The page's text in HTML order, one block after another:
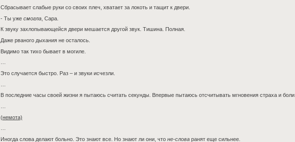
Сбрасывает слабые руки со своих плеч, хватает за локоть и тащит к двери.
- Ты уже смогла, Сара.
К звуку захлопывающейся двери мешается другой звук. Тишина. Полная.
Даже рваного дыхания не осталось.
Видимо так тихо бывает в могиле.
Это случается быстро. Раз – и звуки исчезли.
В последние часы своей жизни я пытаюсь считать секунды. Впервые пытаюсь отсчитывать мгновения страха и боли.
(немота)
Иногда слова делают больно. Это знают все. Но знают ли они, что не-словаранят еще сильнее.